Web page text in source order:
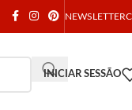
NEWSLETTER
INICIAR SESSÃO